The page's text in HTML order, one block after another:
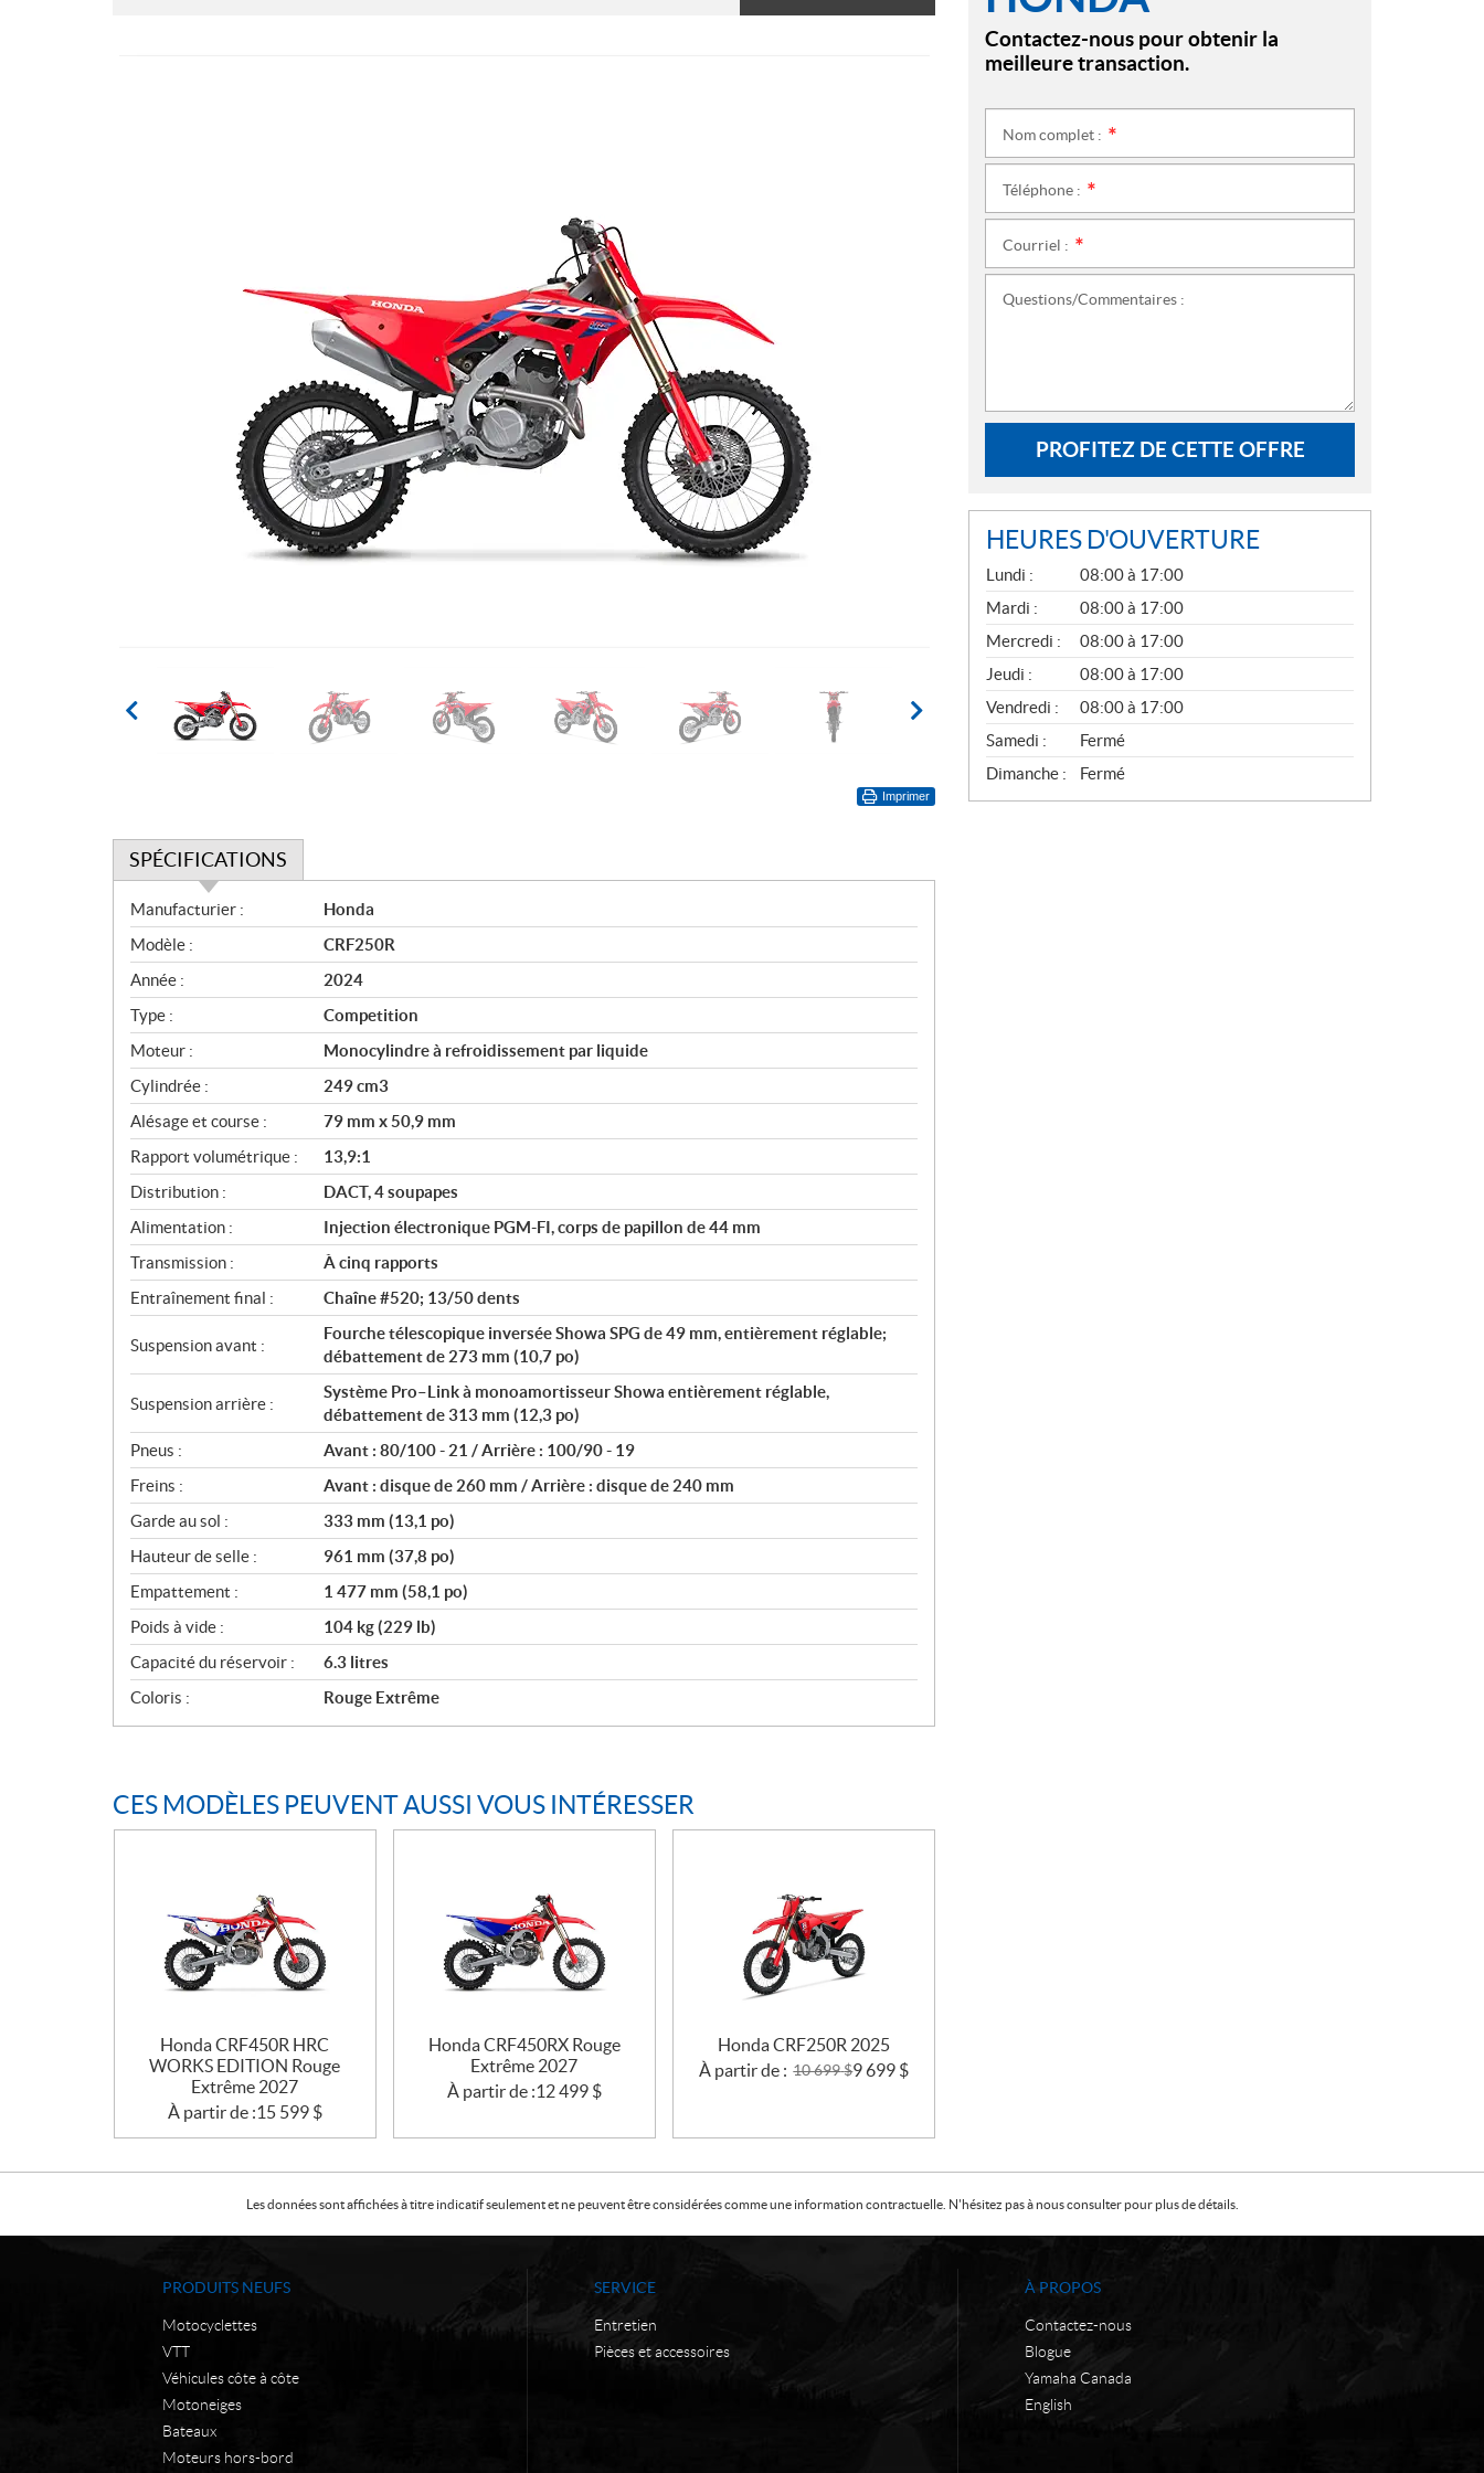
Imprimer
SPÉCIFICATIONS
S
p
é
c
i
f
i
c
a
t
i
o
n
s
Manufacturier :
Honda
Modèle :
CRF250R
Année :
2024
Type :
Competition
Moteur :
Monocylindre à refroidissement par liquide
Cylindrée :
249 cm3
Alésage et course :
79 mm x 50,9 mm
Rapport volumétrique :
13,9:1
Distribution :
DACT, 4 soupapes
Alimentation :
Injection électronique PGM-FI, corps de papillon de 44 mm
Transmission :
À cinq rapports
Entraînement final :
Chaîne #520; 13/50 dents
Suspension avant :
Fourche télescopique inversée Showa SPG de 49 mm, entièrement réglable;
débattement de 273 mm (10,7 po)
Suspension arrière :
Système Pro–Link à monoamortisseur Showa entièrement réglable,
débattement de 313 mm (12,3 po)
Pneus :
Avant : 80/100 - 21 / Arrière : 100/90 - 19
Freins :
Avant : disque de 260 mm / Arrière : disque de 240 mm
Garde au sol :
333 mm (13,1 po)
Hauteur de selle :
961 mm (37,8 po)
Empattement :
1 477 mm (58,1 po)
Poids à vide :
104 kg (229 lb)
Capacité du réservoir :
6.3 litres
Coloris :
Rouge Extrême
CES MODÈLES PEUVENT AUSSI VOUS INTÉRESSER
Honda CRF450R HRC
WORKS EDITION Rouge
Extrême 2027
À partir de :15 599 $
Honda CRF450RX Rouge
Extrême 2027
À partir de :12 499 $
Honda CRF250R 2025
À partir de : 10 699$9 699 $
Contactez-nous pour obtenir la
meilleure transaction.
Nom complet :
Téléphone :
Courriel :
Questions/Commentaires :
PROFITEZ DE CETTE OFFRE
HEURES D'OUVERTURE
G
É
N
É
R
A
L
Lundi :
08:00 à 17:00
Mardi :
08:00 à 17:00
Mercredi :
08:00 à 17:00
Jeudi :
08:00 à 17:00
Vendredi :
08:00 à 17:00
Samedi :
Fermé
Dimanche :
Fermé
Les données sont affichées à titre indicatif seulement et ne peuvent être considérées comme une information contractuelle. N'hésitez pas à nous consulter pour plus de détails.
PRODUITS NEUFS
Motocyclettes
VTT
Véhicules côte à côte
Motoneiges
Bateaux
Moteurs hors-bord
SERVICE
Entretien
Pièces et accessoires
À PROPOS
Contactez-nous
Blogue
Yamaha Canada
English